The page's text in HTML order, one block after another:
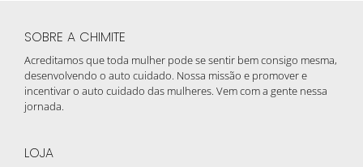
SOBRE A CHIMITE
Acreditamos que toda mulher pode se sentir bem consigo mesma,
desenvolvendo o auto cuidado. Nossa missão e promover e
incentivar o auto cuidado das mulheres. Vem com a gente nessa
jornada.
LOJA